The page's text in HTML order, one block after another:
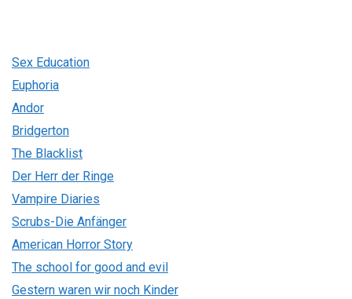
Sex Education
Euphoria
Andor
Bridgerton
The Blacklist
Der Herr der Ringe
Vampire Diaries
Scrubs-Die Anfänger
American Horror Story
The school for good and evil
Gestern waren wir noch Kinder